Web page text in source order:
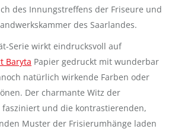
des Innungstreffens der Friseure und
des Saarlandes.
Serie wirkt eindrucksvoll auf
Baryta Papier gedruckt mit wunderbar
natürlich wirkende Farben oder
Der charmante Witz der
und die kontrastierenden,
Muster der Frisierumhänge laden